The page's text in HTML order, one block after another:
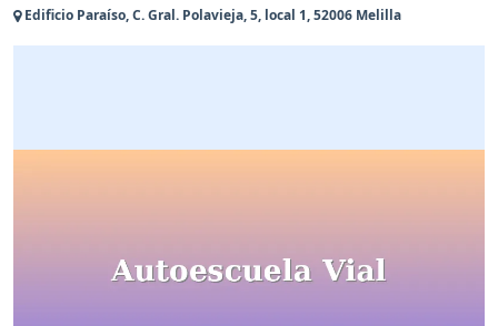
Edificio Paraíso, C. Gral. Polavieja, 5, local 1, 52006 Melilla